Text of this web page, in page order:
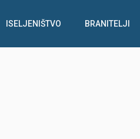
ISELJENIŠTVO BRANITELJI